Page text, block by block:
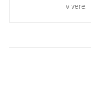
vivere.